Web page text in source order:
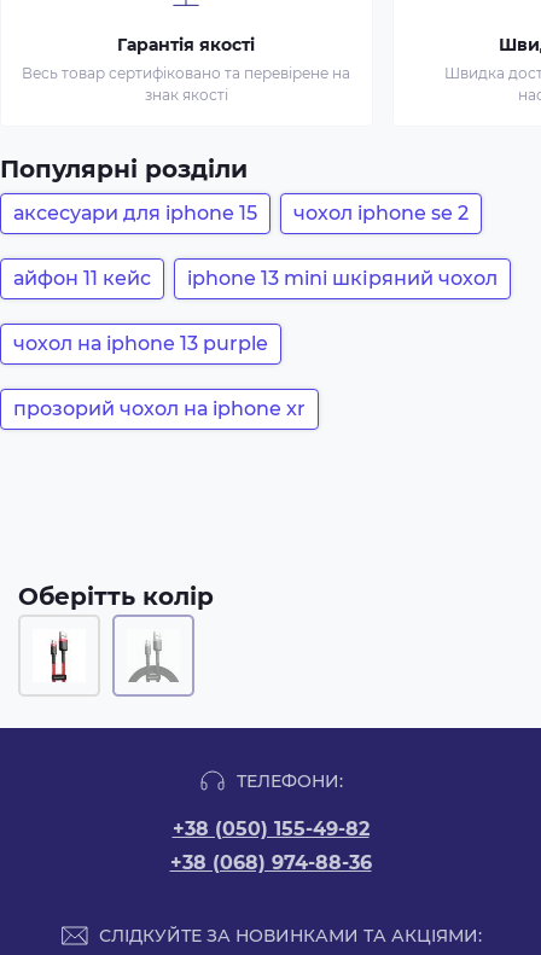
Гарантія якості
Весь товар сертифіковано та перевірене на
знак якості
Швидка
Популярні розділи
аксесуари для iphone 15 чохол iphone se 2
айфон 11 кейс iphone 13 mini шкіряний чохол
чохол на iphone 13 purple
прозорий чохол на iphone xr
Оберітть колір
ТЕЛЕФОНИ:
+38 (050) 155-49-82
+38 (068) 974-88-36
СЛІДКУЙТЕ ЗА НОВИНКАМИ ТА АКЦІЯМИ: